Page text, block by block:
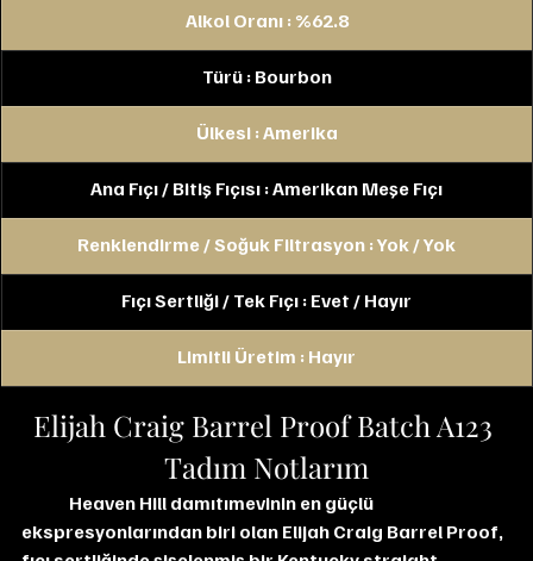
Alkol Oranı : %62.8
Türü : Bourbon
Ülkesi : Amerika
Ana Fıçı / Bitiş Fıçısı : Amerikan Meşe Fıçı
Renklendirme / Soğuk Filtrasyon : Yok / Yok
Fıçı Sertliği / Tek Fıçı : Evet / Hayır
Limitli Üretim : Hayır
Elijah Craig Barrel Proof Batch A123
Tadım Notlarım
ekspresyonlarından biri olan Elijah Craig Barrel Proof,